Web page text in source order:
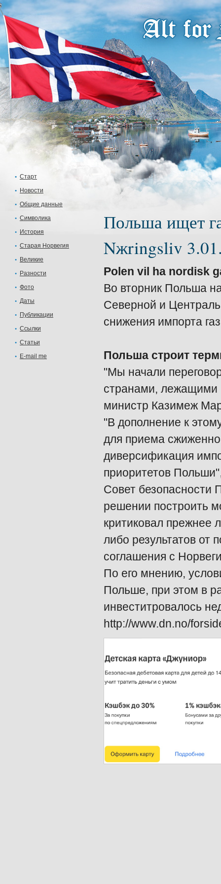
Старт
Новости
Общие данные
Символика
История
Старая Норвегия
Великие
Разности
Фото
Даты
Публикации
Ссылки
Статьи
E-mail me
Польша ищет
Nжringsliv
Polen vil ha nordisk
Во вторник Польша
Северной и
снижения импорта
Польша строит
"Мы начали
странами, лежащими
министр Казимеж
"В дополнение к
для приема
диверсификация
приоритетов
Совет безопасности
решении построить
критиковал прежнее
либо результатов от
соглашения с
По его мнению,
Польше, при этом в
инвеститровалось
http://www.dn.no/